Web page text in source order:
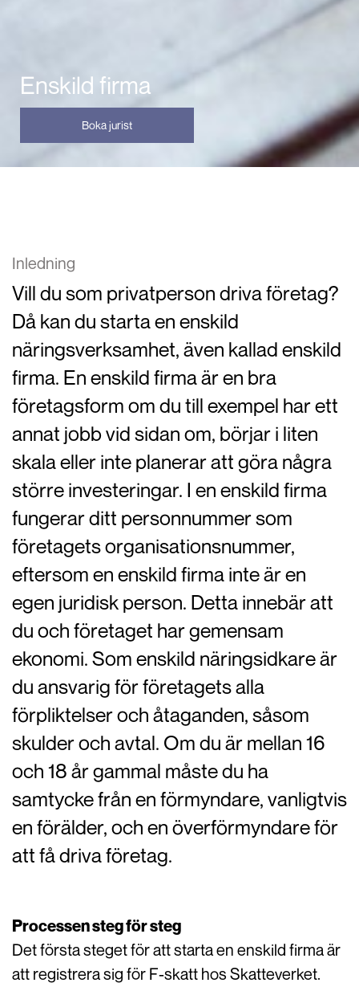
Enskild firma
Boka jurist
Inledning
Vill du som privatperson driva företag?
Då kan du starta en enskild
näringsverksamhet, även kallad enskild
firma. En enskild firma är en bra
företagsform om du till exempel har ett
annat jobb vid sidan om, börjar i liten
skala eller inte planerar att göra några
större investeringar. I en enskild firma
fungerar ditt personnummer som
företagets organisationsnummer,
eftersom en enskild firma inte är en
egen juridisk person. Detta innebär att
du och företaget har gemensam
ekonomi. Som enskild näringsidkare är
du ansvarig för företagets alla
förpliktelser och åtaganden, såsom
skulder och avtal. Om du är mellan 16
och 18 år gammal måste du ha
samtycke från en förmyndare, vanligtvis
en förälder, och en överförmyndare för
att få driva företag.
Processen steg för steg
Det första steget för att starta en enskild firma är
att registrera sig för F-skatt hos Skatteverket.